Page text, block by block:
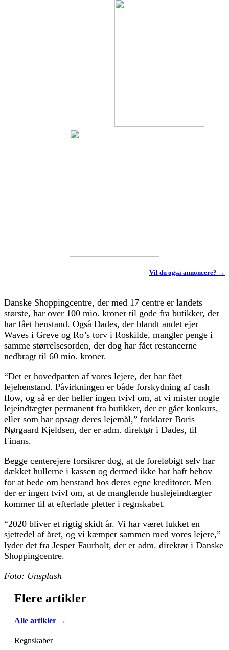
Vil du også annoncere? →
Danske Shoppingcentre, der med 17 centre er landets
største, har over 100 mio. kroner til gode fra butikker, der
har fået henstand. Også Dades, der blandt andet ejer
Waves i Greve og Ro’s torv i Roskilde, mangler penge i
samme størrelsesorden, der dog har fået restancerne
nedbragt til 60 mio. kroner.
“Det er hovedparten af vores lejere, der har fået
lejehenstand. Påvirkningen er både forskydning af cash
flow, og så er der heller ingen tvivl om, at vi mister nogle
lejeindtægter permanent fra butikker, der er gået konkurs,
eller som har opsagt deres lejemål,” forklarer Boris
Nørgaard Kjeldsen, der er adm. direktør i Dades, til
Finans.
Begge centerejere forsikrer dog, at de foreløbigt selv har
dækket hullerne i kassen og dermed ikke har haft behov
for at bede om henstand hos deres egne kreditorer. Men
der er ingen tvivl om, at de manglende huslejeindtægter
kommer til at efterlade pletter i regnskabet.
“2020 bliver et rigtig skidt år. Vi har været lukket en
sjettedel af året, og vi kæmper sammen med vores lejere,”
lyder det fra Jesper Faurholt, der er adm. direktør i Danske
Shoppingcentre.
Foto: Unsplash
Flere artikler
Alle artikler →
Regnskaber